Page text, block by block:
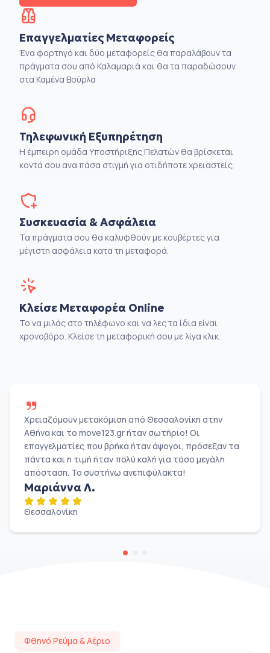
Επαγγελματίες Μεταφορείς
Ένα φορτηγό και δύο μεταφορείς θα παραλάβουν τα
πράγματα σου από Καλαμαριά και θα τα παραδώσουν
στα Καμένα Βούρλα
Τηλεφωνική Εξυπηρέτηση
Η έμπειρη ομάδα Υποστήριξης Πελατών θα βρίσκεται
κοντά σου ανα πάσα στιγμή για οτιδήποτε χρειαστείς.
Συσκευασία & Ασφάλεια
Τα πράγματα σου θα καλυφθούν με κουβέρτες για
μέγιστη ασφάλεια κατα τη μεταφορά.
Κλείσε Μεταφορέα Online
Το να μιλάς στο τηλέφωνο και να λες τα ίδια είναι
χρονοβόρο. Κλείσε τη μεταφορική σου με λίγα κλικ.
Χρειαζόμουν μετακόμιση από Θεσσαλονίκη στην
Αθήνα και το move123.gr ήταν σωτήριο! Οι
επαγγελματίες που βρήκα ήταν άψογοι, πρόσεξαν τα
πάντα και η τιμή ήταν πολύ καλή για τόσο μεγάλη
απόσταση. Το συστήνω ανεπιφύλακτα!
Μαριάννα Λ.
Θεσσαλονίκη
Φθηνό Ρεύμα & Αέριο